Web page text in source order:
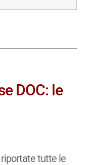
DOC: le
tutte le